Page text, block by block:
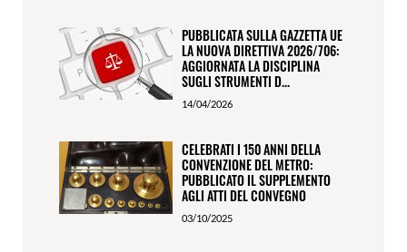
PUBBLICATA SULLA GAZZETTA UE
LA NUOVA DIRETTIVA 2026/706:
AGGIORNATA LA DISCIPLINA
SUGLI STRUMENTI D...
14/04/2026
CELEBRATI I 150 ANNI DELLA
CONVENZIONE DEL METRO:
PUBBLICATO IL SUPPLEMENTO
AGLI ATTI DEL CONVEGNO
03/10/2025